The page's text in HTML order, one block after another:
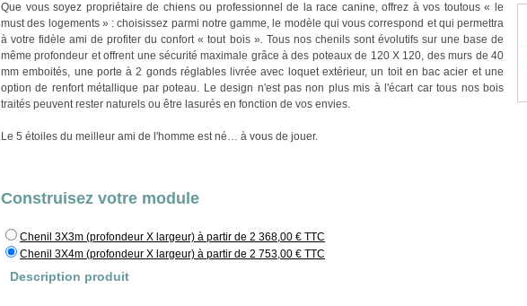
Que vous soyez propriétaire de chiens ou professionnel de la race canine, offrez à vos toutous « le
must des logements » : choisissez parmi notre gamme, le modèle qui vous correspond et qui permettra
à votre fidèle ami de profiter du confort « tout bois ». Tous nos chenils sont évolutifs sur une base de
même profondeur et offrent une sécurité maximale grâce à des poteaux de 120 X 120, des murs de 40
mm emboités, une porte à 2 gonds réglables livrée avec loquet extérieur, un toit en bac acier et une
option de renfort métallique par poteau. Le design n'est pas non plus mis à l'écart car tous nos bois
traités peuvent rester naturels ou être lasurés en fonction de vos envies.
Le 5 étoiles du meilleur ami de l'homme est né… à vous de jouer.
Construisez votre module
Chenil 3X3m (profondeur X largeur) à partir de 2 368,00 € TTC
Chenil 3X4m (profondeur X largeur) à partir de 2 753,00 € TTC
Description produit